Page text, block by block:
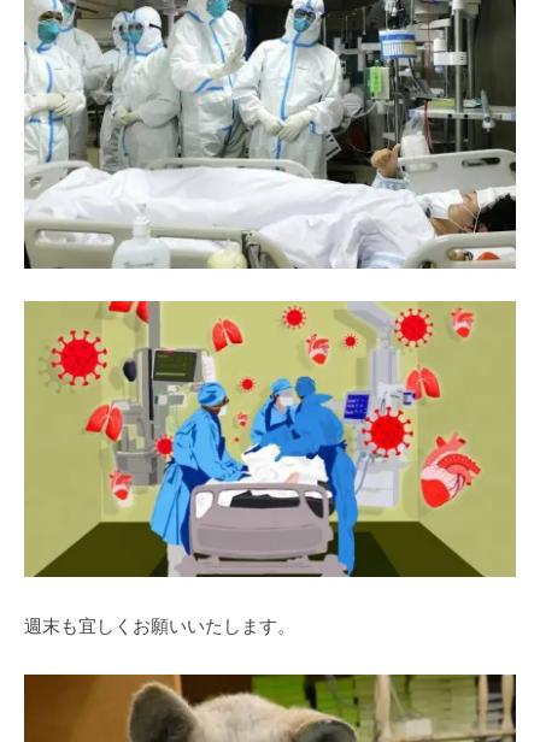
週末も宜しくお願いいたします。